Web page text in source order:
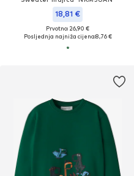
18,81 €
Prvotno: 26,90 €
Posljednja najniža cijena:8,76 €